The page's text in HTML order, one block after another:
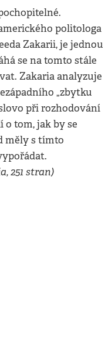
politologa
Zakarii, je jednou
se na tomto stále
Zakaria analyzuje
„zbytku
při rozhodování
o tom, jak by se
měly s tímto
251 stran)